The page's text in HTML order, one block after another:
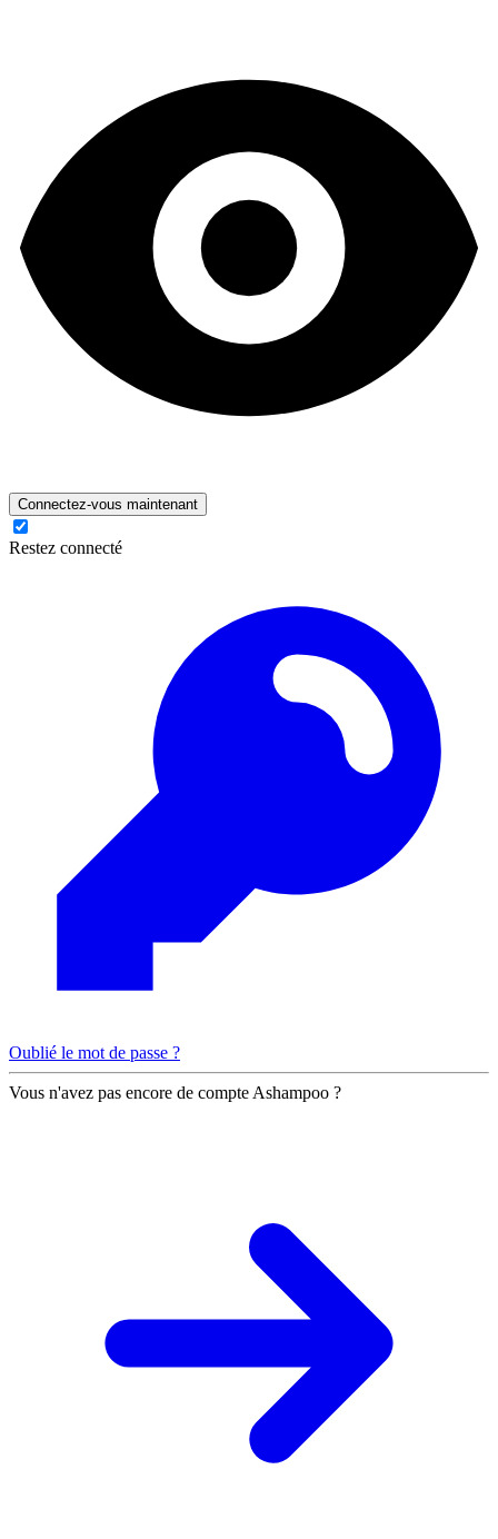
Connectez-vous maintenant
Restez connecté
Oublié le mot de passe ?
Vous n'avez pas encore de compte Ashampoo ?